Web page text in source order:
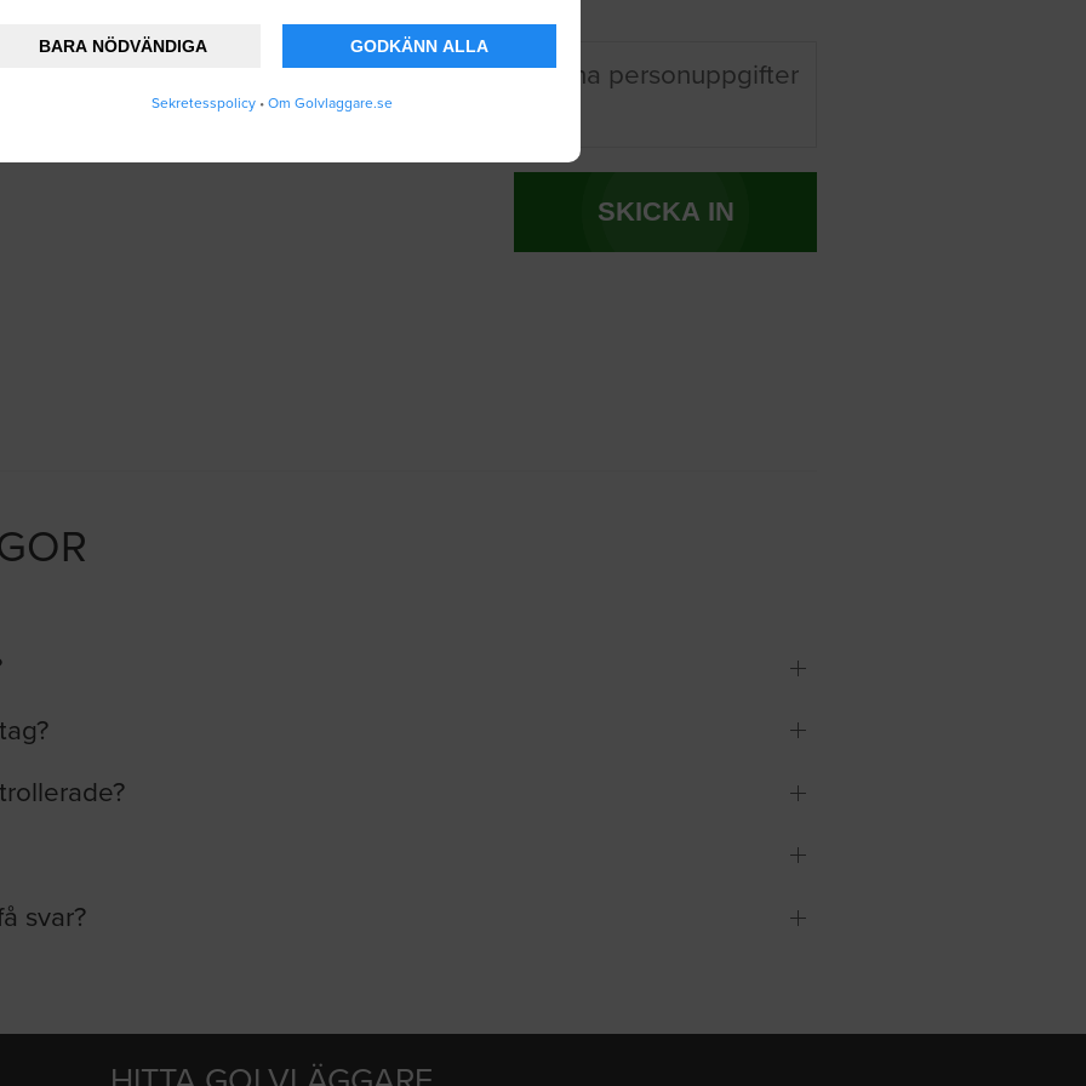
BARA NÖDVÄNDIGA GODKÄNN ALLA
Sekretesspolicy• Om Golvlaggare.se
att Golvlaggare.se lagrar och använder mina personuppgifter
.
SKICKA IN
svar?